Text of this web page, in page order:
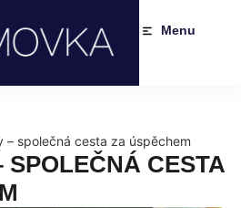
Menu
– společná cesta za úspěchem
SPOLEČNÁ CESTA